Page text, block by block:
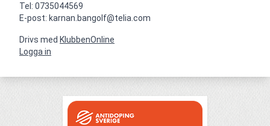
Tel: 0735044569
E-post: karnan.bangolf@telia.com
Drivs med KlubbenOnline
Logga in